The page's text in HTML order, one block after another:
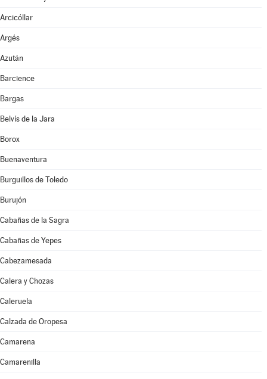
Arcicóllar
Argés
Azután
Barcience
Bargas
Belvís de la Jara
Borox
Buenaventura
Burguillos de Toledo
Burujón
Cabañas de la Sagra
Cabañas de Yepes
Cabezamesada
Calera y Chozas
Caleruela
Calzada de Oropesa
Camarena
Camarenilla